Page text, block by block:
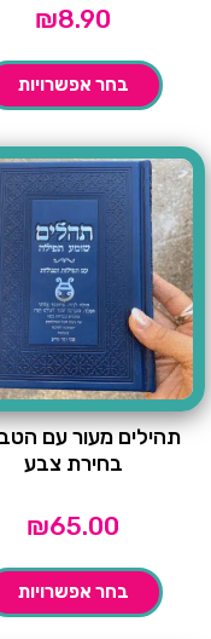
₪8.90
בחר אפשרויות
תהילים מעור עם
בחירת צבע
₪65.00
בחר אפשרויות